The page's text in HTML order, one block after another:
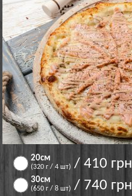
20см
(320 г / 4 шт) / 410 грн
30см
(650 г / 8 шт) / 740 грн